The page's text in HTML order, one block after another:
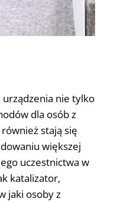
urządzenia nie tylko
dla osób z
stają się
większej
uczestnictwa w
katalizator,
jaki osoby z